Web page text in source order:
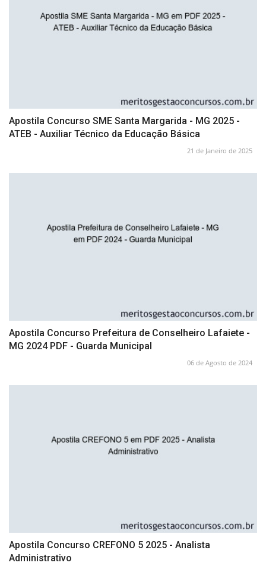
Apostila Concurso SME Santa Margarida - MG 2025 -
ATEB - Auxiliar Técnico da Educação Básica
21 de Janeiro de 2025
Apostila Concurso Prefeitura de Conselheiro Lafaiete -
MG 2024 PDF - Guarda Municipal
06 de Agosto de 2024
Apostila Concurso CREFONO 5 2025 - Analista
Administrativo